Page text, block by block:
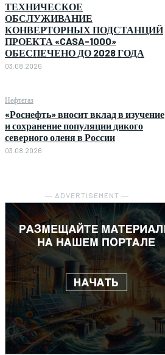
ТЕХНИЧЕСКОЕ
ОБСЛУЖИВАНИЕ
КОНВЕРТОРНЫХ ПОДСТАНЦИЙ
ПРОЕКТА «CASA-1000»
ОБЕСПЕЧЕНО ДО 2028 ГОДА
03.08.2026
Нефтегаз
«Роснефть» вносит вклад в изучение
и сохранение популяции дикого
северного оленя в России
03.08.2026
― ADVERTISEMENT ―